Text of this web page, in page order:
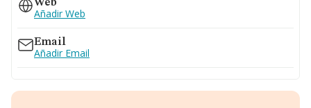
Web
Añadir Web
Email
Añadir Email